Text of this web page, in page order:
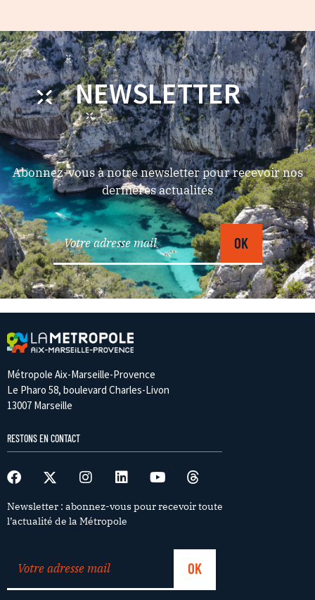
NEWSLETTER
Abonnez-vous à notre newsletter pour recevoir nos
dernières actualités
Métropole Aix-Marseille-Provence
Le Pharo 58, boulevard Charles-Livon
13007 Marseille
RESTONS EN CONTACT
Newsletter : abonnez-vous pour recevoir toute
l’actualité de la Métropole